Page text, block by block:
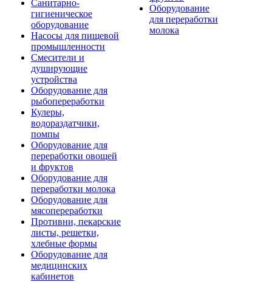
Санитарно-
гигиеническое
оборудование
Насосы для пищевой
промышленности
Смесители и
душирующие
устройства
Оборудование для
рыбопереработки
Кулеры,
водораздатчики,
помпы
Оборудование для
переработки овощей
и фруктов
Оборудование для
переработки молока
Оборудование для
мясопереработки
Противни, пекарские
листы, решетки,
хлебные формы
Оборудование для
медицинских
кабинетов
Оборудование
для переработки
молока